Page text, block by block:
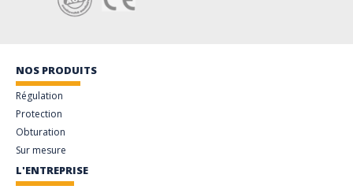
NOS PRODUITS
Régulation
Protection
Obturation
Sur mesure
L'ENTREPRISE